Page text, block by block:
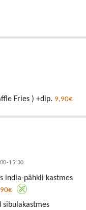
Fries ) +dip. 9,90€
15:30
india-pähkli kastmes
sibulakastmes